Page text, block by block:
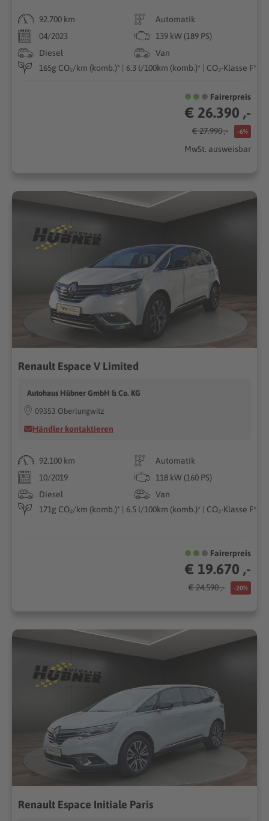
92.700 km
Automatik
04/2023
139 kW (189 PS)
Diesel
Van
165g CO₂/km (komb.)* | 6.3 l/100km (komb.)* | CO₂-Klasse F*
Fairerpreis
€ 26.390 ,-
€ 27.990 ,- -6%
MwSt. ausweisbar
Renault Espace V Limited
Autohaus Hübner GmbH & Co. KG
09353 Oberlungwitz
Händler kontaktieren
92.100 km
Automatik
10/2019
118 kW (160 PS)
Diesel
Van
171g CO₂/km (komb.)* | 6.5 l/100km (komb.)* | CO₂-Klasse F*
Fairerpreis
€ 19.670 ,-
€ 24.590 ,- -20%
Renault Espace Initiale Paris